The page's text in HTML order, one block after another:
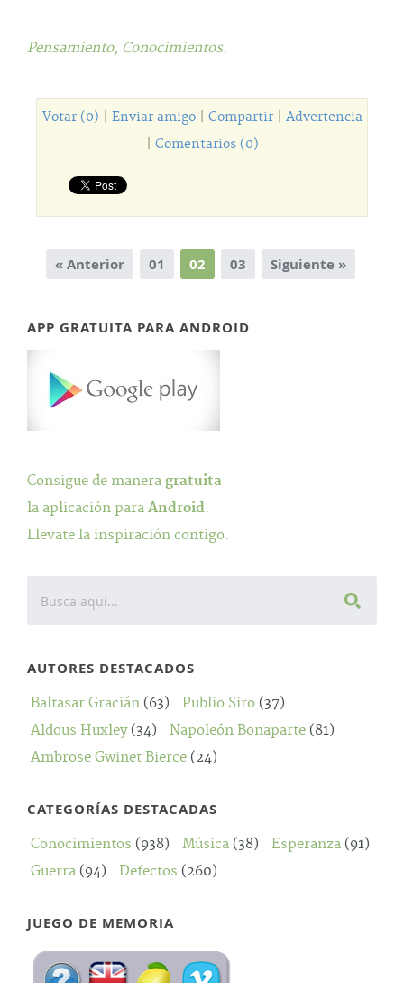
Pensamiento, Conocimientos.
Votar (0) Enviar amigo| Compartir| Advertencia
Comentarios (0)
« Anterior 01 02 03 Siguiente »
APP GRATUITA PARA ANDROID
Consigue de manera gratuita
la aplicación para Android.
Llevate la inspiración contigo.
AUTORES DESTACADOS
Baltasar Gracián (63) Publio Siro (37)
Aldous Huxley(34) Napoleón Bonaparte (81)
Ambrose Gwinet Bierce (24)
CATEGORÍAS DESTACADAS
Conocimientos (938) Música (38) Esperanza (91)
Guerra (94) Defectos (260)
JUEGO DE MEMORIA